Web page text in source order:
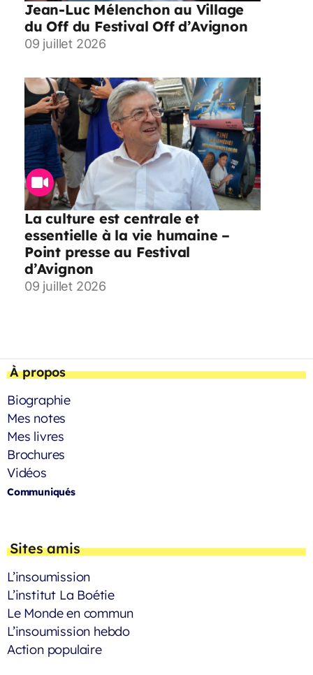
Jean-Luc Mélenchon au Village
du Off du Festival Off d’Avignon
09 juillet 2026
La culture est centrale et
essentielle à la vie humaine –
Point presse au Festival
d’Avignon
09 juillet 2026
À propos
Biographie
Mes notes
Mes livres
Brochures
Vidéos
Communiqués
Sites amis
L’insoumission
L’institut La Boétie
Le Monde en commun
L’insoumission hebdo
Action populaire